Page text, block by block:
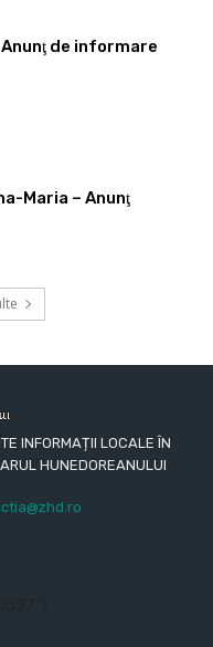
Anunţ de informare
Maria – Anunţ
INFORMAȚII LOCALE ÎN
HUNEDOREANULUI